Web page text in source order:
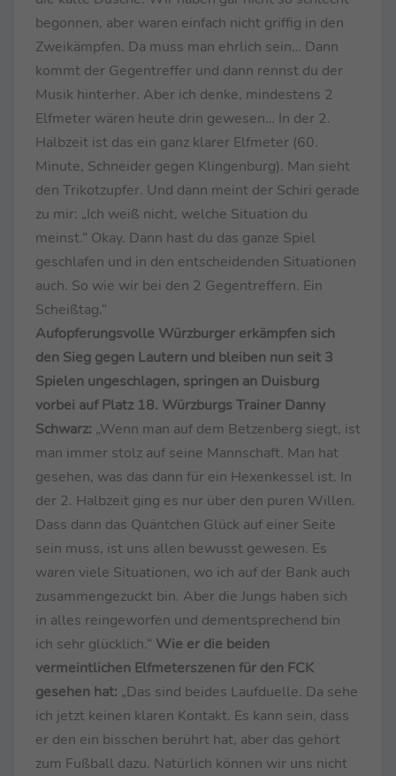
begonnen, aber waren einfach nicht griffig in den
Zweikämpfen. Da muss man ehrlich sein… Dann
kommt der Gegentreffer und dann rennst du der
Musik hinterher. Aber ich denke, mindestens 2
Elfmeter wären heute drin gewesen… In der 2.
Halbzeit ist das ein ganz klarer Elfmeter (60.
Minute, Schneider gegen Klingenburg). Man sieht
den Trikotzupfer. Und dann meint der Schiri gerade
zu mir: „Ich weiß nicht, welche Situation du
meinst.“ Okay. Dann hast du das ganze Spiel
geschlafen und in den entscheidenden Situationen
auch. So wie wir bei den 2 Gegentreffern. Ein
Scheißtag.“
Aufopferungsvolle Würzburger erkämpfen sich
den Sieg gegen Lautern und bleiben nun seit 3
Spielen ungeschlagen, springen an Duisburg
vorbei auf Platz 18. Würzburgs Trainer Danny
Schwarz: „Wenn man auf dem Betzenberg siegt, ist
man immer stolz auf seine Mannschaft. Man hat
gesehen, was das dann für ein Hexenkessel ist. In
der 2. Halbzeit ging es nur über den puren Willen.
Dass dann das Quäntchen Glück auf einer Seite
sein muss, ist uns allen bewusst gewesen. Es
waren viele Situationen, wo ich auf der Bank auch
zusammengezuckt bin. Aber die Jungs haben sich
in alles reingeworfen und dementsprechend bin
ich sehr glücklich.“ Wie er die beiden
vermeintlichen Elfmeterszenen für den FCK
gesehen hat: „Das sind beides Laufduelle. Da sehe
ich jetzt keinen klaren Kontakt. Es kann sein, dass
er den ein bisschen berührt hat, aber das gehört
zum Fußball dazu. Natürlich können wir uns nicht